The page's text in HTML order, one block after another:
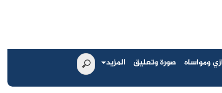
ومواساه صورة وتعليق المزيد